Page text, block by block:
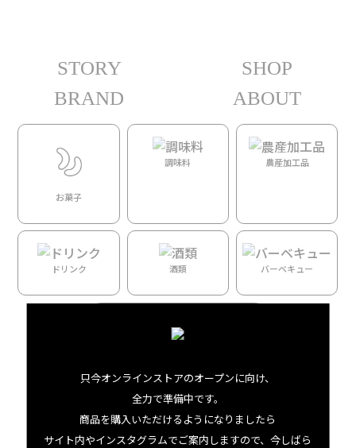
只今オンラインストアのオープンに向け、
全力で準備中です。
商品を購入いただけるようになりましたら
サイト内やインスタグラムでご案内しますので、今しばら
STORY
SHOP
BRAND
ABOUT
お菓子
調味料 農産加工品
ドリンク 酒類 バーベキュー
/ 人物カテゴリー / KEALAKEKUA BAY FARM
KEALAKEKUA BAY FARM
facebook
Instagram